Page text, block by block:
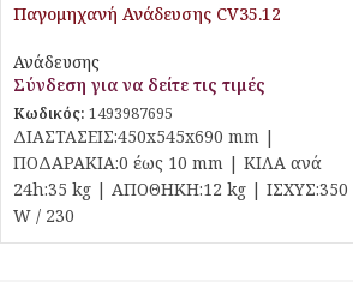
Παγομηχανή Ανάδευσης CV35.12
Ανάδευσης
Σύνδεση για να δείτε τις τιμές
Κωδικός: 1493987695
ΔΙΑΣΤΑΣΕΙΣ:450x545x690 mm |
ΠΟΔΑΡΑΚΙΑ:0 έως 10 mm | ΚΙΛΑ ανά
24h:35 kg | ΑΠΟΘΗΚΗ:12 kg | ΙΣΧΥΣ:350
W / 230